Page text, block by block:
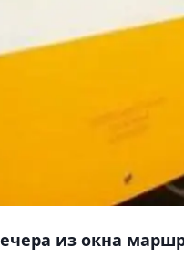
из окна